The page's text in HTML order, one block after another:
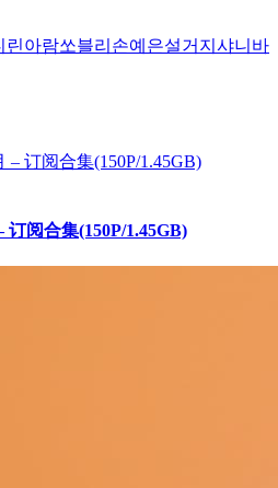
린아람쏘블리 손예은설거지 샤니 바
订阅合集(150P/1.45GB)